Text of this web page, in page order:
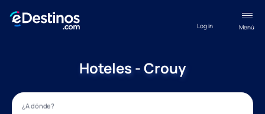
Menú
Log in
Hoteles - Crouy